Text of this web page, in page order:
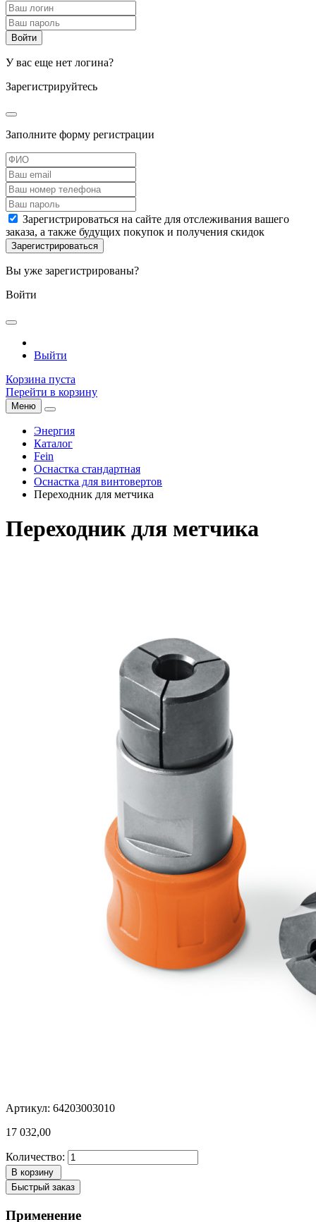
У вас еще нет логина?
Зарегистрируйтесь
Заполните форму регистрации
Зарегистрироваться на сайте для отслеживания вашего
заказа, а также будущих покупок и получения скидок
Вы уже зарегистрированы?
Войти
Выйти
Корзина пуста
Перейти в корзину
Меню
Энергия
Каталог
Fein
Оснастка стандартная
Оснастка для винтовертов
Переходник для метчика
Переходник для метчика
Артикул: 64203003010
17 032,00
Количество:
В корзину
Быстрый заказ
Применение